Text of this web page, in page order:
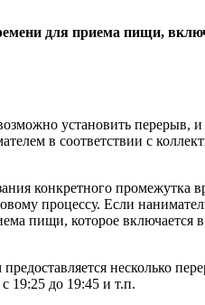
для приема пищи,
установить перерыв,
в соответствии с
конкретного промежутка
процессу. Если
пищи, которое включается
несколько
19:25 до 19:45 и т.п.